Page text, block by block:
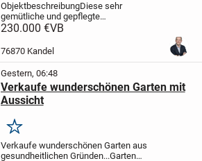
ObjektbeschreibungDiese sehr
gemütliche und gepflegte
Dachgeschosswohnung befindet sich in
1995 in ruhiger Wohnlage von
230.000 €VB
76870 Kandel
Gestern, 06:48
Verkaufe wunderschönen Garten mit
Aussicht
Merken
Verkaufe wunderschönen Garten aus
gesundheitlichen Gründen...Garten